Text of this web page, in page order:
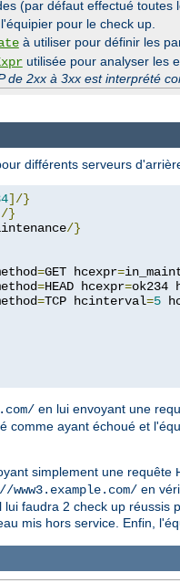
(par défaut effectué toutes
pour le check up.
à utiliser pour définir les
utilisée pour analyser les
2xx à 3xx est interprété
différents serveurs
]/}
}
/}
=GET hcexpr=
=HEAD hcexpr=ok234
=TCP hcinterval=5
en lui envoyant une
comme ayant échoué et
simplement une requête
en
faudra 2 check up
mis hors service. Enfin,